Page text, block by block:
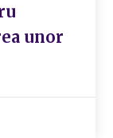
unor